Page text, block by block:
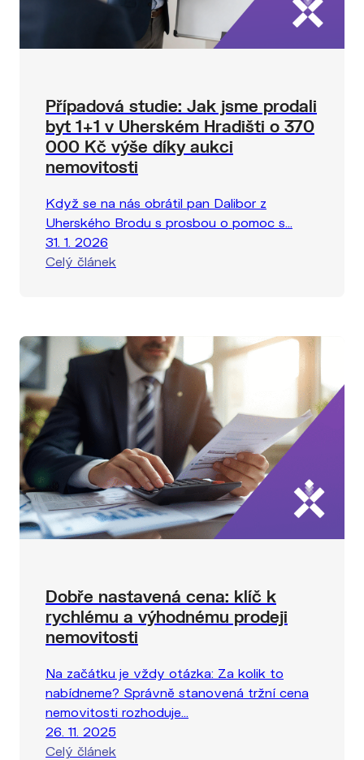
Případová studie: Jak jsme prodali
byt 1+1 v Uherském Hradišti o 370
000 Kč výše díky aukci
nemovitosti
Když se na nás obrátil pan Dalibor z
Uherského Brodu s prosbou o pomoc s...
31. 1. 2026
Celý článek
Dobře nastavená cena: klíč k
rychlému a výhodnému prodeji
nemovitosti
Na začátku je vždy otázka: Za kolik to
nabídneme? Správně stanovená tržní cena
nemovitosti rozhoduje...
26. 11. 2025
Celý článek